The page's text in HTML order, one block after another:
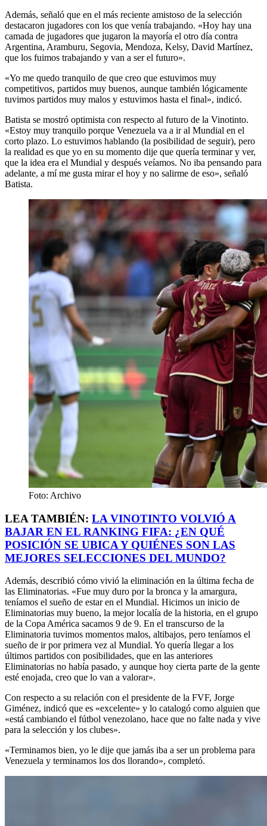
Además, señaló que en el más reciente amistoso de la selección
destacaron jugadores con los que venía trabajando. «Hoy hay una
camada de jugadores que jugaron la mayoría el otro día contra
Argentina, Aramburu, Segovia, Mendoza, Kelsy, David Martínez,
que los fuimos trabajando y van a ser el futuro».
«Yo me quedo tranquilo de que creo que estuvimos muy
competitivos, partidos muy buenos, aunque también lógicamente
tuvimos partidos muy malos y estuvimos hasta el final», indicó.
Batista se mostró optimista con respecto al futuro de la Vinotinto.
«Estoy muy tranquilo porque Venezuela va a ir al Mundial en el
corto plazo. Lo estuvimos hablando (la posibilidad de seguir), pero
la realidad es que yo en su momento dije que quería terminar y ver,
que la idea era el Mundial y después veíamos. No iba pensando para
adelante, a mí me gusta mirar el hoy y no salirme de eso», señaló
Batista.
Foto: Archivo
LEA TAMBIÉN: LA VINOTINTO VOLVIÓ A
BAJAR EN EL RANKING FIFA: ¿EN QUÉ
POSICIÓN SE UBICA Y QUIÉNES SON LAS
MEJORES SELECCIONES DEL MUNDO?
Además, describió cómo vivió la eliminación en la última fecha de
las Eliminatorias. «Fue muy duro por la bronca y la amargura,
teníamos el sueño de estar en el Mundial. Hicimos un inicio de
Eliminatorias muy bueno, la mejor localía de la historia, en el grupo
de la Copa América sacamos 9 de 9. En el transcurso de la
Eliminatoria tuvimos momentos malos, altibajos, pero teníamos el
sueño de ir por primera vez al Mundial. Yo quería llegar a los
últimos partidos con posibilidades, que en las anteriores
Eliminatorias no había pasado, y aunque hoy cierta parte de la gente
esté enojada, creo que lo van a valorar».
Con respecto a su relación con el presidente de la FVF, Jorge
Giménez, indicó que es «excelente» y lo catalogó como alguien que
«está cambiando el fútbol venezolano, hace que no falte nada y vive
para la selección y los clubes».
«Terminamos bien, yo le dije que jamás iba a ser un problema para
Venezuela y terminamos los dos llorando», completó.